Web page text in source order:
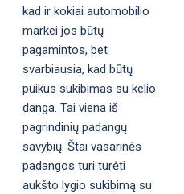
kad ir kokiai automobilio
markei jos būtų
pagamintos, bet
svarbiausia, kad būtų
puikus sukibimas su kelio
danga. Tai viena iš
pagrindinių padangų
savybių. Štai vasarinės
padangos turi turėti
aukšto lygio sukibimą su